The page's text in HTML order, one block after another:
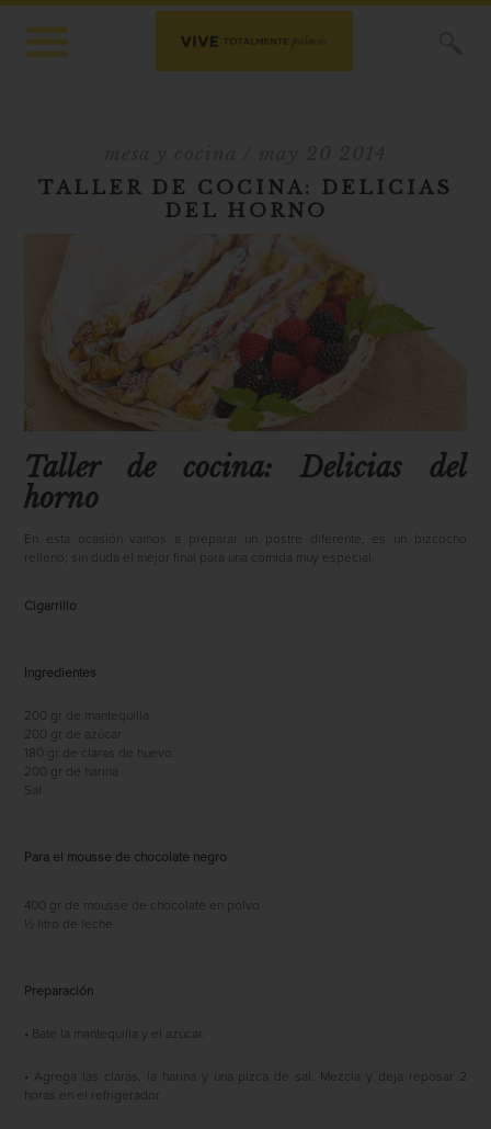
TALLER DE COCINA: DELICIAS
DEL HORNO
Taller de cocina: Delicias del
horno
En esta ocasión vamos a preparar un postre diferente, es un bizcocho
relleno; sin duda el mejor final para una comida muy especial.
Cigarrillo
Ingredientes
200 gr de mantequilla
200 gr de azúcar
180 gr de claras de huevo
200 gr de harina
Sal
Para el mousse de chocolate negro
400 gr de mousse de chocolate en polvo
½ litro de leche
Preparación
• Bate la mantequilla y el azúcar.
• Agrega las claras, la harina y una pizca de sal. Mezcla y deja reposar 2
horas en el refrigerador.